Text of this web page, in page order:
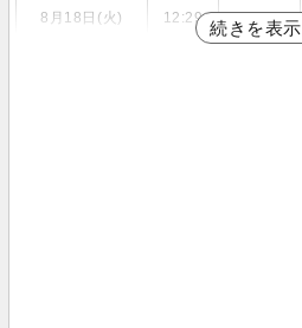
8月18日(火) 12:29 320cm
続きを表示